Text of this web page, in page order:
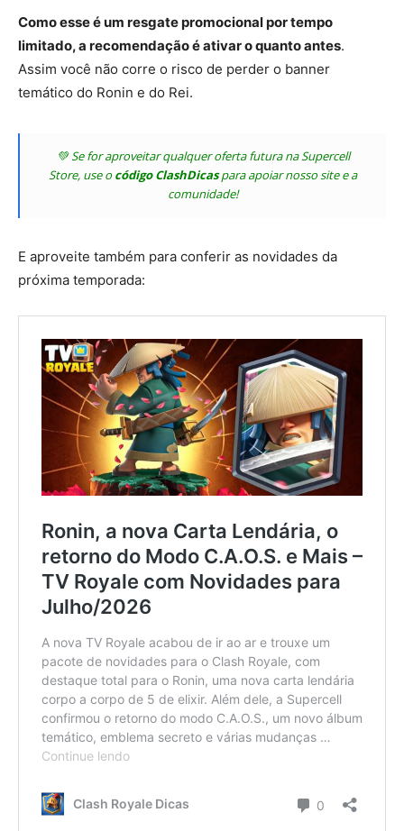
Como esse é um resgate promocional por tempo
limitado, a recomendação é ativar o quanto antes.
Assim você não corre o risco de perder o banner
temático do Ronin e do Rei.
💚 Se for aproveitar qualquer oferta futura na Supercell
Store, use ocódigo ClashDicaspara apoiar nosso site e a
comunidade!
E aproveite também para conferir as novidades da
próxima temporada: